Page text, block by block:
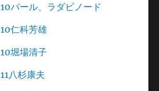
10パール、ラダビノード
10仁科芳雄
10堀場清子
11八杉康夫